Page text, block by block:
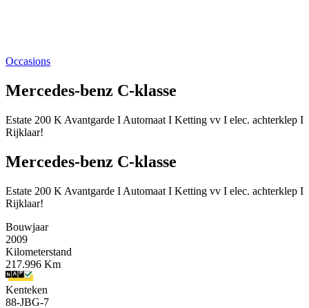
Occasions
Mercedes-benz C-klasse
Estate 200 K Avantgarde I Automaat I Ketting vv I elec. achterklep I
Rijklaar!
Mercedes-benz C-klasse
Estate 200 K Avantgarde I Automaat I Ketting vv I elec. achterklep I
Rijklaar!
Bouwjaar
2009
Kilometerstand
217.996 Km
Kenteken
88-JBG-7